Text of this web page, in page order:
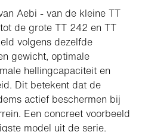
Aebi - van de kleine TT
de grote TT 242 en TT
volgens dezelfde
gewicht, optimale
hellingcapaciteit en
Dit betekent dat de
actief beschermen bij
Een concreet voorbeeld
model uit de serie.